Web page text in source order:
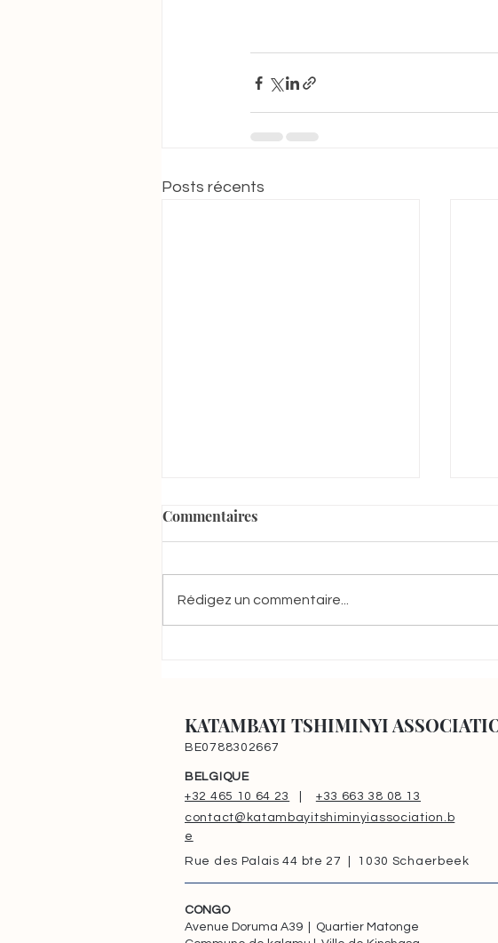
Posts récents
de santé à plus de 20 000
habitants
Commentaires
Rédigez un commentaire...
KATAMBAYI TSHIMINYI
BE0788302667
BELGIQUE
+32 465 10 64 23
+33 663 38 08 13
contact@katambayitshiminyiassociation.b
e
Rue des Palais 44 bte 27 | 1030 Schaerbeek
CONGO
Avenue Doruma A39 | Quartier Matonge